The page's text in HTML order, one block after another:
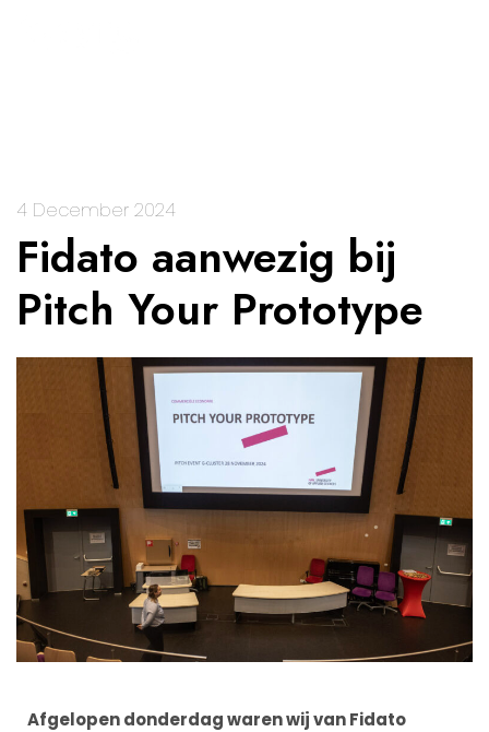
4 December 2024
Fidato aanwezig bij
Pitch Your Prototype
Afgelopen donderdag waren wij van Fidato